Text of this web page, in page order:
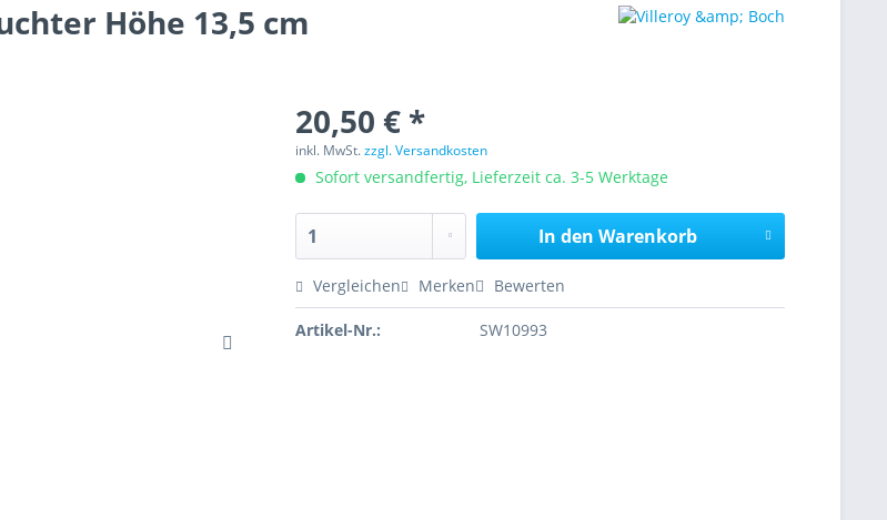
Höhe 13,5 cm
20,50 € *
inkl. MwSt.zzgl. Versandkosten
Sofort versandfertig, Lieferzeit ca. 3-5 Werktage
In den Warenkorb
Vergleichen Merken Bewerten
Artikel-Nr.: SW10993